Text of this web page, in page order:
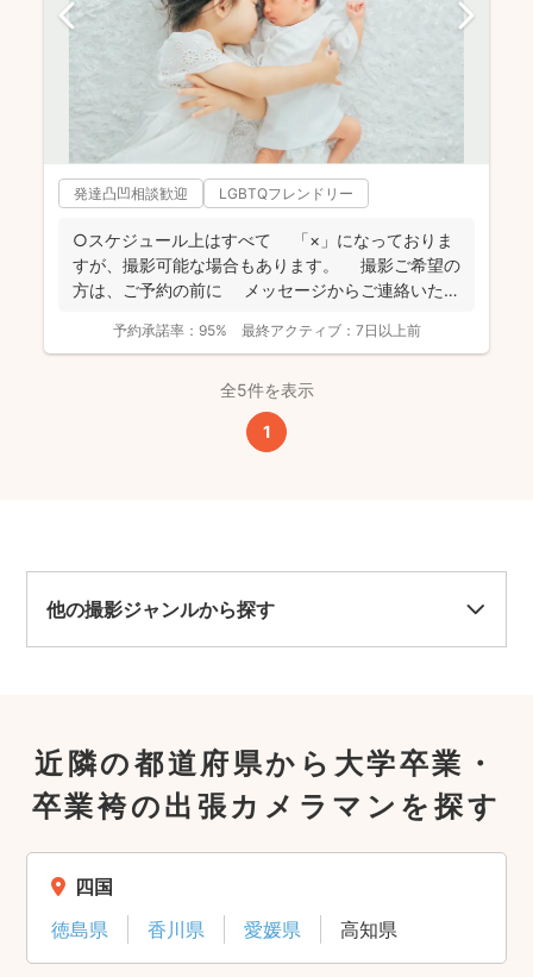
発達凸凹相談歓迎 LGBTQフレンドリー
○スケジュール上はすべて 「×」になっておりま
すが、撮影可能な場合もあります。 撮影ご希望の
方は、ご予約の前に メッセージからご連絡いただ
予約承諾率： 95% 最終アクティブ： 7日以上前
全5件を表示
1
他の撮影ジャンルから探す
近隣の都道府県から大学卒業・
卒業袴の出張カメラマンを探す
四国
徳島県
香川県 愛媛県 高知県